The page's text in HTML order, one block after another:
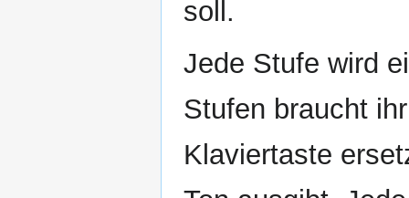
soll.
Jede Stufe wird
Stufen braucht ihr
Klaviertaste